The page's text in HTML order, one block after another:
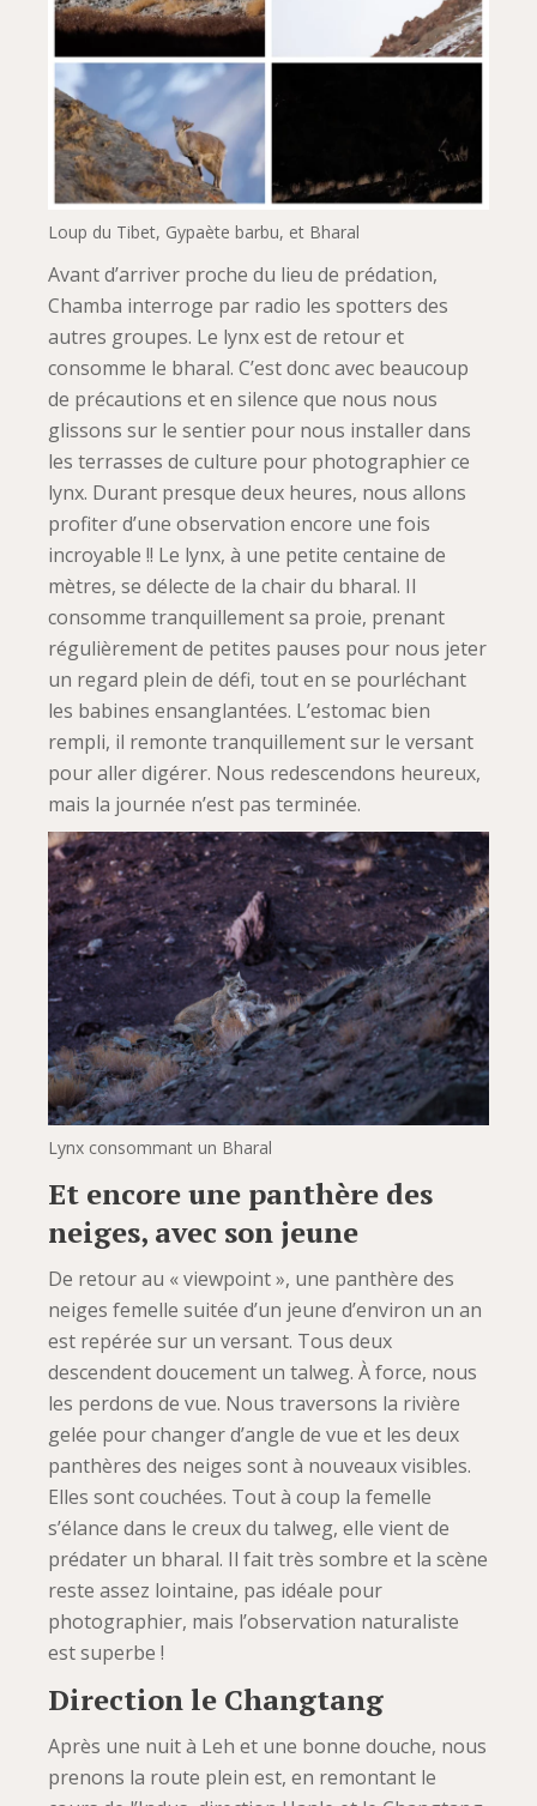
Loup du Tibet, Gypaète barbu, et Bharal
Avant d’arriver proche du lieu de prédation,
Chamba interroge par radio les spotters des
autres groupes. Le lynx est de retour et
consomme le bharal. C’est donc avec beaucoup
de précautions et en silence que nous nous
glissons sur le sentier pour nous installer dans
les terrasses de culture pour photographier ce
lynx. Durant presque deux heures, nous allons
profiter d’une observation encore une fois
incroyable !! Le lynx, à une petite centaine de
mètres, se délecte de la chair du bharal. Il
consomme tranquillement sa proie, prenant
régulièrement de petites pauses pour nous jeter
un regard plein de défi, tout en se pourléchant
les babines ensanglantées. L’estomac bien
rempli, il remonte tranquillement sur le versant
pour aller digérer. Nous redescendons heureux,
mais la journée n’est pas terminée.
Lynx consommant un Bharal
Et encore une panthère des
neiges, avec son jeune
De retour au « viewpoint », une panthère des
neiges femelle suitée d’un jeune d’environ un an
est repérée sur un versant. Tous deux
descendent doucement un talweg. À force, nous
les perdons de vue. Nous traversons la rivière
gelée pour changer d’angle de vue et les deux
panthères des neiges sont à nouveaux visibles.
Elles sont couchées. Tout à coup la femelle
s’élance dans le creux du talweg, elle vient de
prédater un bharal. Il fait très sombre et la scène
reste assez lointaine, pas idéale pour
photographier, mais l’observation naturaliste
est superbe !
Direction le Changtang
Après une nuit à Leh et une bonne douche, nous
prenons la route plein est, en remontant le